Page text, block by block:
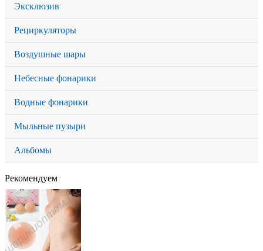
Эксклюзив
Рециркуляторы
Воздушные шары
Небесные фонарики
Водные фонарики
Мыльные пузыри
Альбомы
Рекомендуем